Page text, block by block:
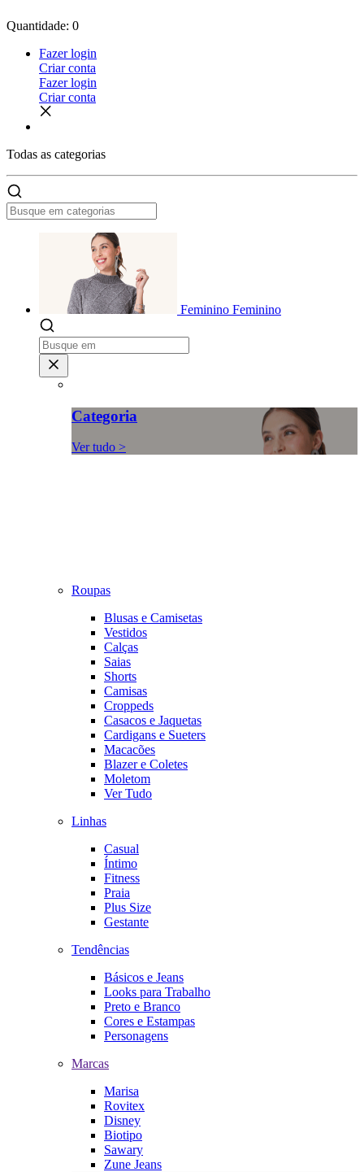
Quantidade: 0
Fazer login
Criar conta
Fazer login
Criar conta
Todas as categorias
Feminino Feminino
Categoria
Ver tudo >
Roupas
Blusas e Camisetas
Vestidos
Calças
Saias
Shorts
Camisas
Croppeds
Casacos e Jaquetas
Cardigans e Sueters
Macacões
Blazer e Coletes
Moletom
Ver Tudo
Linhas
Casual
Íntimo
Fitness
Praia
Plus Size
Gestante
Tendências
Básicos e Jeans
Looks para Trabalho
Preto e Branco
Cores e Estampas
Personagens
Marcas
Marisa
Rovitex
Disney
Biotipo
Sawary
Zune Jeans